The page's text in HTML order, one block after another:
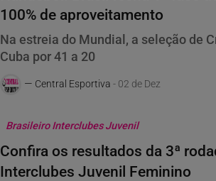
100% de aproveitamento
Na estreia do Mundial, a seleção de
Cuba por 41 a 20
Central Esportiva - 02 de Dez
Brasileiro Interclubes Juvenil
Confira os resultados da 3ª
Interclubes Juvenil Feminino